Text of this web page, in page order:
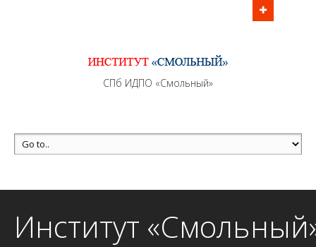
перерывов в рабочие дни с 9:00 до 21:00 МСК
MAX +7 (981) 190-30-30
mail@institutsmolnyj.ru
СПб ИДПО «Смольный»
Институт